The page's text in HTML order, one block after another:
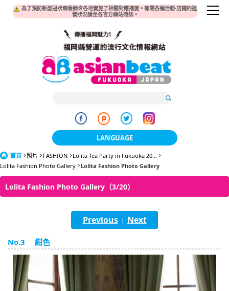
為了預防新型冠狀病毒肺炎各地實施了相關對應措施。有關各種活動·店鋪的運
營狀況請至各官方網站確認。
LANGUAGE
日本語
한국어
簡体中文
繁體中文
ภาษาไทย
tiéng Viêt
首頁 照片 FASHION
Lolita Tea Party in Fukuoka 20...
Lolita Fashion Photo Gallery
Lolita Fashion Photo Gallery
Lolita Fashion Photo Gallery（3/20）
Previous| Next
No.3 紺色